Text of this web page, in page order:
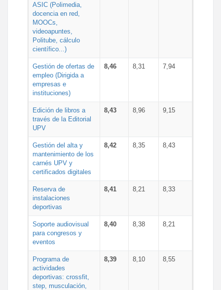
ASIC (Polimedia,
docencia en red,
MOOCs,
videoapuntes,
Politube, cálculo
científico...)
Gestión de ofertas de
empleo (Dirigida a
empresas e
instituciones)
8,46 8,31 7,94
Edición de libros a
través de la Editorial
UPV
8,43 8,96 9,15
Gestión del alta y
mantenimiento de los
carnés UPV y
certificados digitales
8,42 8,35 8,43
Reserva de
instalaciones
deportivas
8,41 8,21 8,33
Soporte audiovisual
para congresos y
eventos
8,40 8,38 8,21
Programa de
actividades
deportivas: crossfit,
step, musculación,
8,39 8,10 8,55